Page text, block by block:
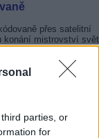
parties, or
for
přes satelitní
konání mistrovství
zde mohou